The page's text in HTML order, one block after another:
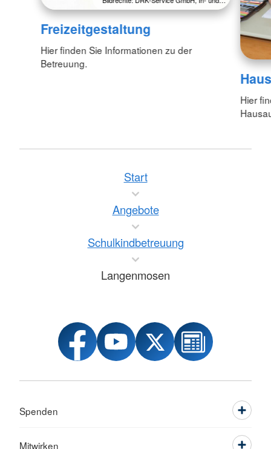
Freizeitgestaltung
Hier finden Sie Informationen zu der
Betreuung.
Hier
Start
Angebote
Schulkindbetreuung
Langenmosen
Spenden
Mitwirken